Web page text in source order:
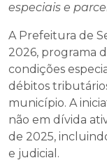
especiais e
A Prefeitura de
2026, programa
condições
débitos
município. A
não em dívida
de 2025,
e judicial.